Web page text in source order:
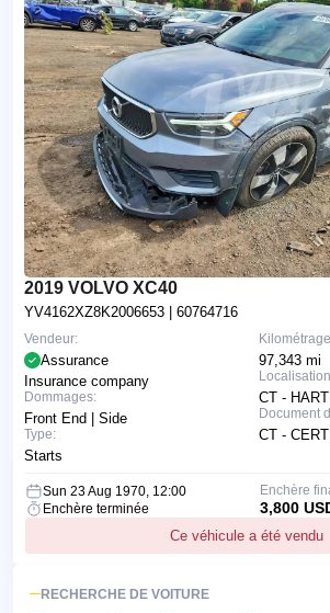
2019 VOLVO XC40
YV4162XZ8K2006653 | 60764716
97,343 mi
CT -
Document
CT -
Vendeur:
Assurance
Insurance company
Dommages:
Front End | Side
Type:
Starts
Sun 23 Aug 1970, 12:00
Enchère terminée
Ce véhicule a été vendu
Enchère
3,800
RECHERCHE DE VOITURE